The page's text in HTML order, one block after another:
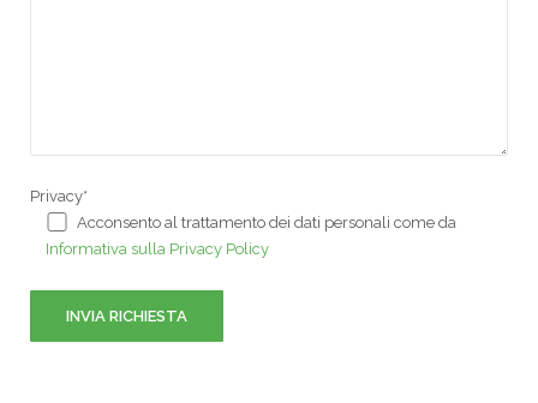
Privacy*
Acconsento al trattamento dei dati personali come da
Informativa sulla Privacy Policy